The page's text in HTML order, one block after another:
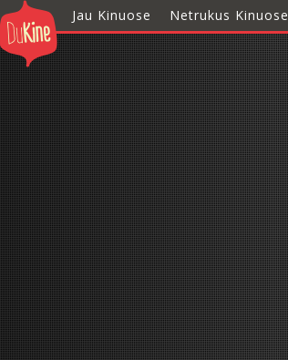
Jau Kinuose Netrukus Kinuose